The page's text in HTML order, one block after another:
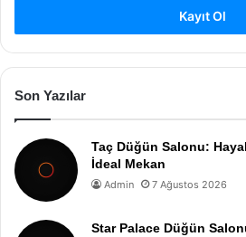
Kayıt Ol
Son Yazılar
Taç Düğün Salonu:
İdeal Mekan
Admin 7 Ağustos 2026
Star Palace Düğün